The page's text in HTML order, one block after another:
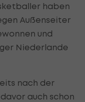
haben
Außenseiter
und
Niederlande
nach der
auch schon